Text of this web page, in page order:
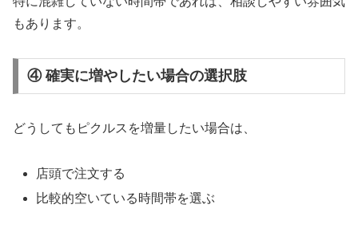
もあります。
④ 確実に増やしたい場合の選択肢
どうしてもピクルスを増量したい場合は、
店頭で注文する
比較的空いている時間帯を選ぶ